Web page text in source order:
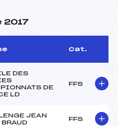
2017
Cat.
DES
DE
LD
FFS
JEAN
FFS